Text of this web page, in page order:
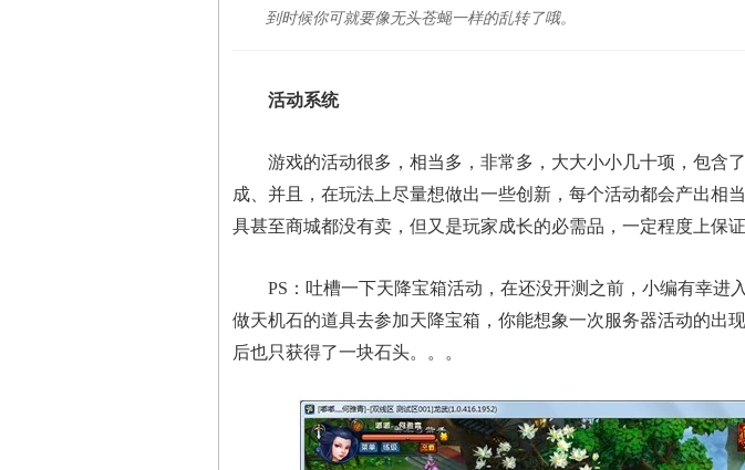
到时候你可就要像无头苍蝇一样的乱转了哦。
活动系统
游戏的活动很多，相当多，非常多，大大小小几十项，包含
成、并且，在玩法上尽量想做出一些创新，每个活动都会产出相
具甚至商城都没有卖，但又是玩家成长的必需品，一定程度上保
PS：吐槽一下天降宝箱活动，在还没开测之前，小编有幸进
做天机石的道具去参加天降宝箱，你能想象一次服务器活动的出
后也只获得了一块石头。。。